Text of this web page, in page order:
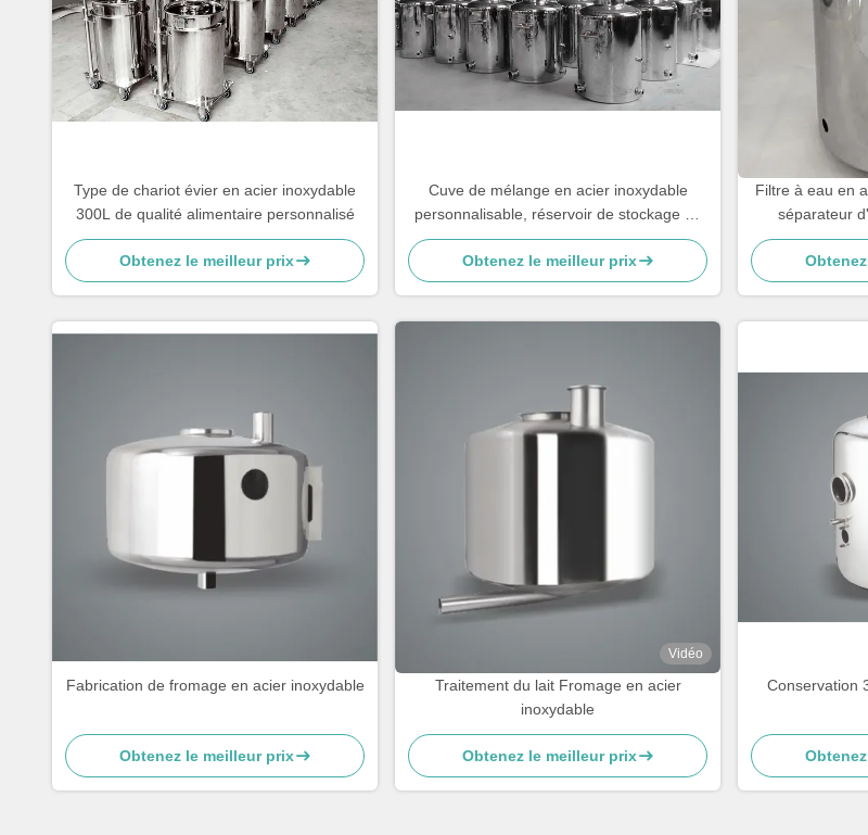
Type de chariot évier en acier inoxydable
300L de qualité alimentaire personnalisé
Obtenez le meilleur prix
Cuve de mélange en acier inoxydable
personnalisable, réservoir de stockage de
lait 3 kg
Obtenez le meilleur prix
Filtre à eau en
séparateur
Fabrication de fromage en acier inoxydable
Obtenez le meilleur prix
Vidéo
Traitement du lait Fromage en acier
inoxydable
Obtenez le meilleur prix
Conservation